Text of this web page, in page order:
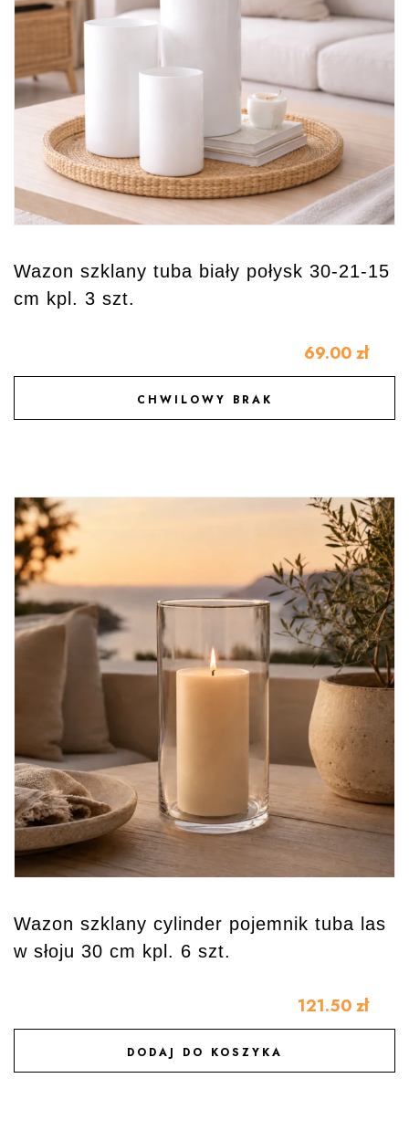
Wazon szklany tuba biały połysk 30-21-15
cm kpl. 3 szt.
69.00 zł
CHWILOWY BRAK
DODAJ DO ULUBIONYCH
Wazon szklany cylinder pojemnik tuba las
w słoju 30 cm kpl. 6 szt.
121.50 zł
DODAJ DO KOSZYKA
DODAJ DO ULUBIONYCH